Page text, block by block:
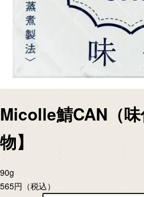
Micolle鯖CAN（
物】
90g
565円 （税込）